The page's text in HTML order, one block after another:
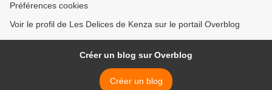
Préférences cookies
Voir le profil de Les Delices de Kenza sur le portail Overblog
Créer un blog sur Overblog
Créer un blog